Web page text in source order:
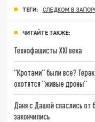
ТЕГИ: СЛЕДКОМ В
ЧИТАЙТЕ ТАКЖЕ:
Технофашисты XXI века
"Кротами" были все?
охотятся "живые дроны"
Даня с Дашей спаслись от
закончились